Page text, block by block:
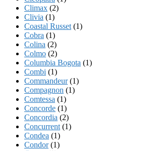
Climax (2)
Clivia (1)
Coastal Russet (1)
Cobra (1)
Colina (2)
Colmo (2)
Columbia Bogota (1)
Combi (1)
Commandeur(1)
Compagnon (1)
Comtessa (1)
Concorde (1)
Concordia (2)
Concurrent (1)
Condea (1)
Condor(1)